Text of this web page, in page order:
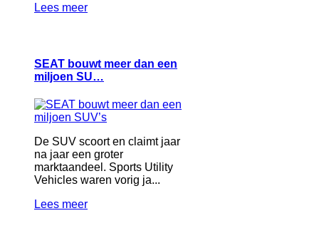
Lees meer
SEAT bouwt meer dan een
miljoen SU…
De SUV scoort en claimt jaar
na jaar een groter
marktaandeel. Sports Utility
Vehicles waren vorig ja...
Lees meer